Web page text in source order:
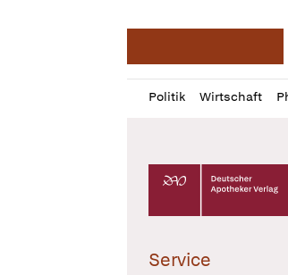
Politik Wirtschaft
Profil
öffnen
Daz
Pur
Deutscher
Service